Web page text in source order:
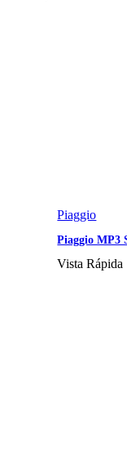
Piaggio
Piaggio MP3
Vista Rápida